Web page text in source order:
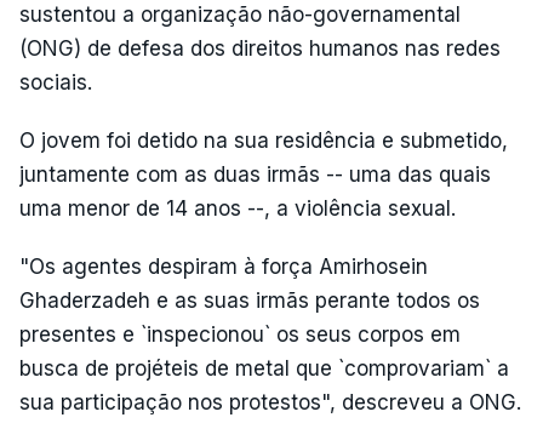
sustentou a organização não-governamental
(ONG) de defesa dos direitos humanos nas redes
sociais.
O jovem foi detido na sua residência e submetido,
juntamente com as duas irmãs -- uma das quais
uma menor de 14 anos --, a violência sexual.
"Os agentes despiram à força Amirhosein
Ghaderzadeh e as suas irmãs perante todos os
presentes e `inspecionou` os seus corpos em
busca de projéteis de metal que `comprovariam` a
sua participação nos protestos", descreveu a ONG.